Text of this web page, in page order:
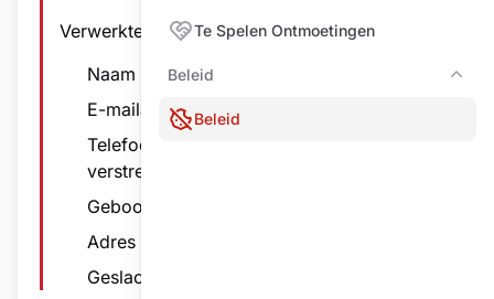
Verwerkte persoonsgegevens:
Naam en voornaam
E-mailadres (indien verstrekt)
Telefoonnummer/Mobielnummer (indien
verstrekt)
Geboortedatum (indien verstrekt)
Adres (indien verstrekt)
Geslacht (indien verstrekt)
Te Spelen Ontmoetingen
Beleid
Beleid